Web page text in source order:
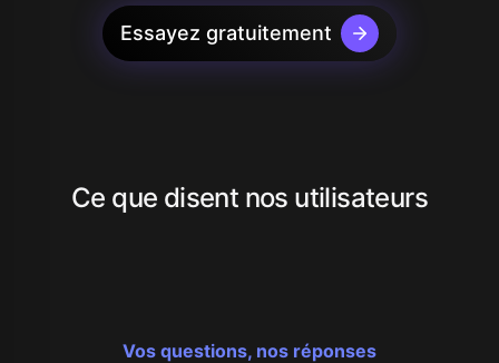
Essayez gratuitement
Ce que disent nos utilisateurs
Vos questions, nos réponses